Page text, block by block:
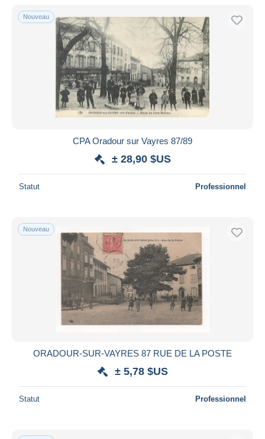
Uniquement en réduction
Livraison gratuite
Méthodes de paiement
PayPal
Virement bancaire
Visa
Bancontact
Tout désélectionner
Monde entier
Appliquer
Nouveau
CPA Oradour sur Vayres 87/89
± 28,90 $US
Statut Professionnel
Nouveau
ORADOUR-SUR-VAYRES 87 RUE DE LA POSTE
± 5,78 $US
Statut Professionnel